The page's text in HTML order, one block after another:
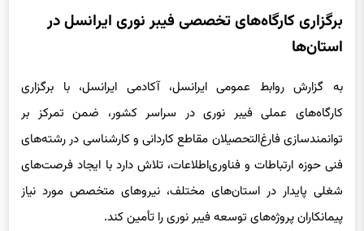
به گزارش روابط عمومی ایرانسل، آکادمی ایرانسل، با برگزاری
توانمندسازی فارغ‌التحصیلان مقاطع کاردانی و کارشناسی در رشته‌های
فنی حوزه ارتباطات و فناوری‌اطلاعات، تلاش دارد با ایجاد فرصت‌های
شغلی پایدار در استان‌های مختلف، نیروهای متخصص مورد نیاز
پیمانکاران پروژه‌های توسعه فیبر نوری را تأمین کند.
این اقدام که با توجه به اجرای پروژه ملی توسعه فیبر نوری و همسو
با سیاست‌های کلان وزارت ارتباطات برای توسعه زیرساخت‌های